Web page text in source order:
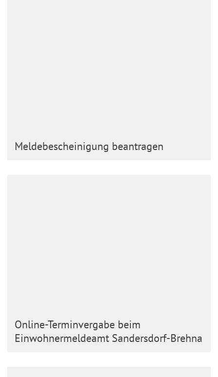
Meldebescheinigung beantragen
Online-Terminvergabe beim
Einwohnermeldeamt Sandersdorf-Brehna